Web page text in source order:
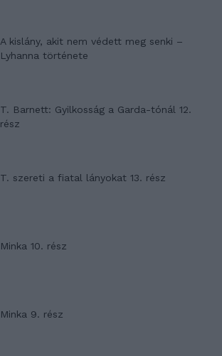
A kislány, akit nem védett meg senki –
Lyhanna története
T. Barnett: Gyilkosság a Garda-tónál 12.
rész
T. szereti a fiatal lányokat 13. rész
Minka 10. rész
Minka 9. rész